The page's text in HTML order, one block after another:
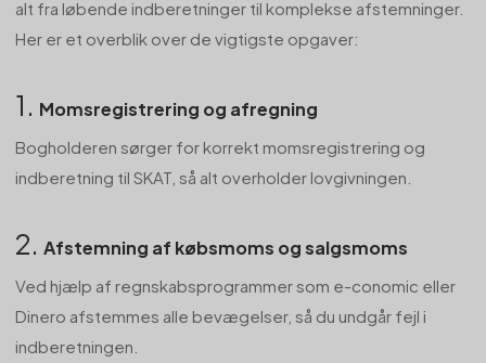
alt fra løbende indberetninger til komplekse afstemninger.
Her er et overblik over de vigtigste opgaver:
1. Momsregistrering og afregning
Bogholderen sørger for korrekt momsregistrering og
indberetning til SKAT, så alt overholder lovgivningen.
2. Afstemning af købsmoms og salgsmoms
Ved hjælp af regnskabsprogrammer som e-conomic eller
Dinero afstemmes alle bevægelser, så du undgår fejl i
indberetningen.